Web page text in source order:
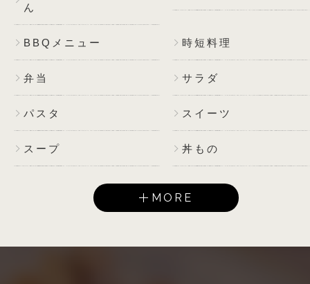
ん
BBQメニュー 時短料理
弁当 サラダ
パスタ スイーツ
スープ 丼もの
MORE